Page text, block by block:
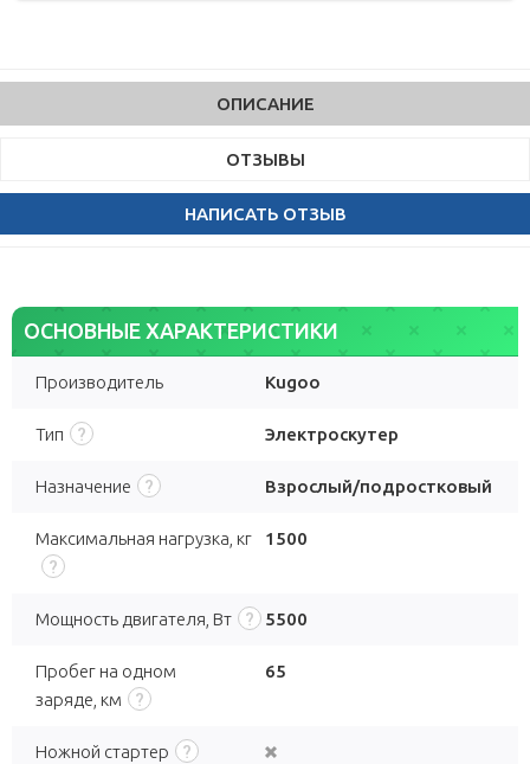
ОПИСАНИЕ
ОТЗЫВЫ
НАПИСАТЬ ОТЗЫВ
ОСНОВНЫЕ ХАРАКТЕРИСТИКИ
Производитель Kugoo
Тип Электроскутер
Назначение Взрослый/подростковый
Максимальная нагрузка, кг 1500
Мощность двигателя, Вт 5500
Пробег на одном
заряде, км
65
Ножной стартер